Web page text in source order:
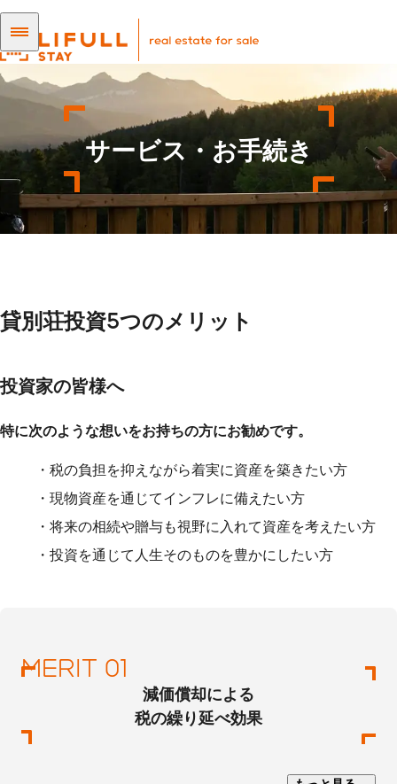
サービス・お手続き
貸別荘投資5つのメリット
投資家の皆様へ
特に次のような想いをお持ちの方にお勧めです。
税の負担を抑えながら着実に資産を築きたい方
現物資産を通じてインフレに備えたい方
将来の相続や贈与も視野に入れて資産を考えたい方
投資を通じて人生そのものを豊かにしたい方
減価償却による
税の繰り延べ効果